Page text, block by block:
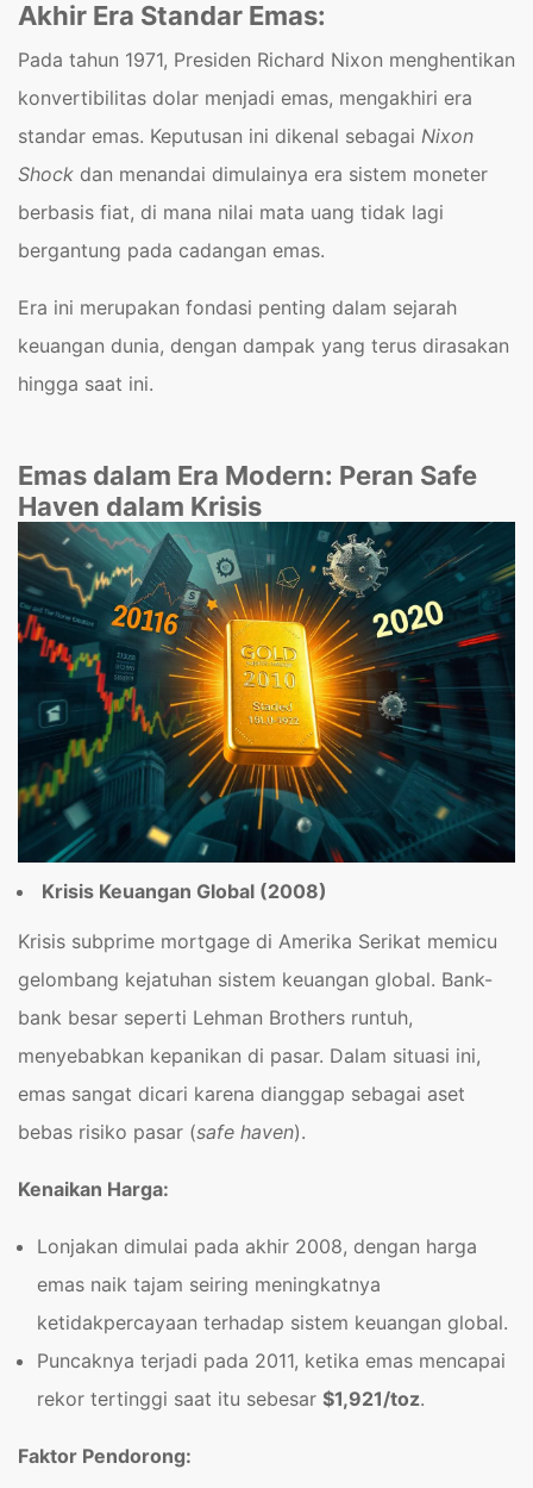
Akhir Era Standar Emas:
Pada tahun 1971, Presiden Richard Nixon menghentikan
konvertibilitas dolar menjadi emas, mengakhiri era
standar emas. Keputusan ini dikenal sebagai Nixon
Shock dan menandai dimulainya era sistem moneter
berbasis fiat, di mana nilai mata uang tidak lagi
bergantung pada cadangan emas.
Era ini merupakan fondasi penting dalam sejarah
keuangan dunia, dengan dampak yang terus dirasakan
hingga saat ini.
Emas dalam Era Modern: Peran Safe
Haven dalam Krisis
Krisis Keuangan Global (2008)
Krisis subprime mortgage di Amerika Serikat memicu
gelombang kejatuhan sistem keuangan global. Bank-
bank besar seperti Lehman Brothers runtuh,
menyebabkan kepanikan di pasar. Dalam situasi ini,
emas sangat dicari karena dianggap sebagai aset
bebas risiko pasar (safe haven).
Kenaikan Harga:
Lonjakan dimulai pada akhir 2008, dengan harga
emas naik tajam seiring meningkatnya
ketidakpercayaan terhadap sistem keuangan global.
Puncaknya terjadi pada 2011, ketika emas mencapai
rekor tertinggi saat itu sebesar $1,921/toz.
Faktor Pendorong: